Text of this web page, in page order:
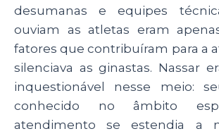
desumanas e equipes
ouviam as atletas eram
fatores que contribuíram para a
silenciava as ginastas. Nassar
inquestionável nesse meio:
conhecido no âmbito
atendimento se estendia a